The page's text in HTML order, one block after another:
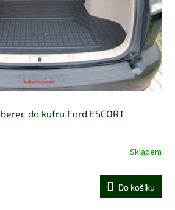
do kufru Ford ESCORT
Skladem
Do košíku